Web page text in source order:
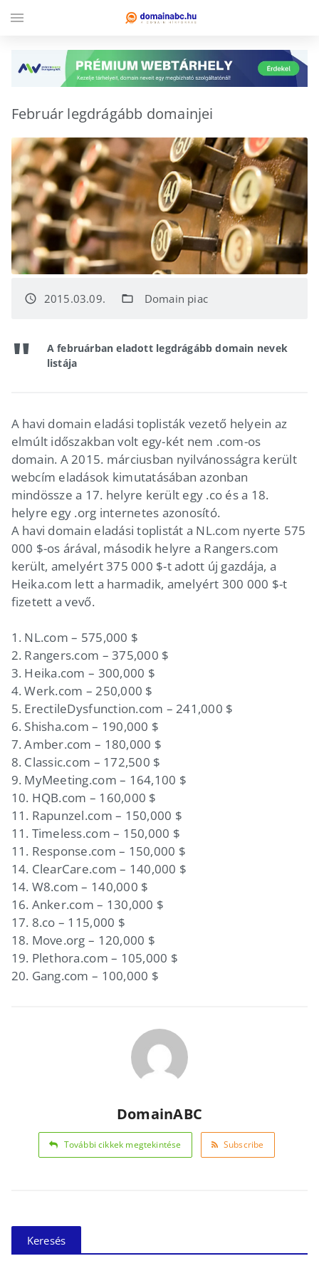
Február legdrágább domainjei
access_time 2015.03.09. folder_open Domain piac
A februárban eladott legdrágább domain nevek
listája
A havi domain eladási toplisták vezető helyein az
elmúlt időszakban volt egy-két nem .com-os
domain. A 2015. márciusban nyilvánosságra került
webcím eladások kimutatásában azonban
mindössze a 17. helyre került egy .co és a 18.
helyre egy .org internetes azonosító.
A havi domain eladási toplistát a NL.com nyerte 575
000 $-os árával, második helyre a Rangers.com
került, amelyért 375 000 $-t adott új gazdája, a
Heika.com lett a harmadik, amelyért 300 000 $-t
fizetett a vevő.
1. NL.com – 575,000 $
2. Rangers.com – 375,000 $
3. Heika.com – 300,000 $
4. Werk.com – 250,000 $
5. ErectileDysfunction.com – 241,000 $
6. Shisha.com – 190,000 $
7. Amber.com – 180,000 $
8. Classic.com – 172,500 $
9. MyMeeting.com – 164,100 $
10. HQB.com – 160,000 $
11. Rapunzel.com – 150,000 $
11. Timeless.com – 150,000 $
11. Response.com – 150,000 $
14. ClearCare.com – 140,000 $
14. W8.com – 140,000 $
16. Anker.com – 130,000 $
17. 8.co – 115,000 $
18. Move.org – 120,000 $
19. Plethora.com – 105,000 $
20. Gang.com – 100,000 $
DomainABC
További cikkek megtekintése Subscribe
Keresés
menu